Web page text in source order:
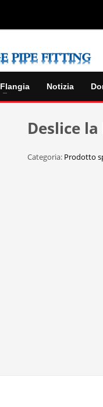
Flangia Notizia
Deslice
Categoria: Prodotto